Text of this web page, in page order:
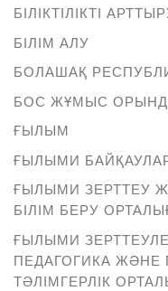
БІЛІКТІЛІКТІ
БІЛІМ АЛУ
БОЛАШАҚ
БОС ЖҰМЫС
ҒЫЛЫМ
ҒЫЛЫМИ
ҒЫЛЫМИ ЗЕРТТЕУ
БІЛІМ БЕРУ
ҒЫЛЫМИ
ПЕДАГОГИКА ЖӘНЕ
ТӘЛІМГЕРЛІК